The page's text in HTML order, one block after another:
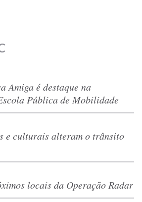
Amiga é destaque na
Pública de Mobilidade
e culturais alteram o trânsito
locais da Operação Radar